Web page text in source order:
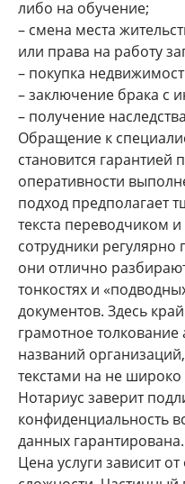
либо на обучение;
– смена места
или права на работу
– покупка
– заключение брака с
– получение
Обращение к
становится гарантией
оперативности
подход предполагает
текста переводчиком
сотрудники
они отлично
тонкостях и
документов. Здесь
грамотное
названий
текстами на не
Нотариус заверит
конфиденциальность
данных гарантирована.
Цена услуги зависит